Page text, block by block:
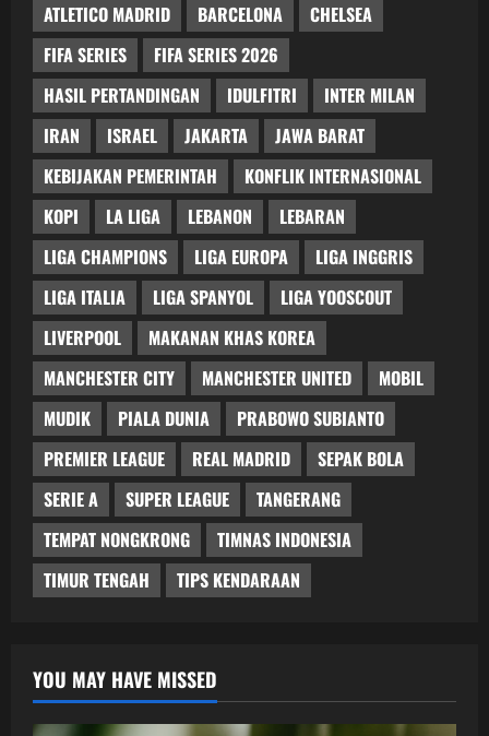
ATLETICO MADRID
BARCELONA
CHELSEA
FIFA SERIES
FIFA SERIES 2026
HASIL PERTANDINGAN
IDULFITRI
INTER MILAN
IRAN
ISRAEL JAKARTA
JAWA BARAT
KEBIJAKAN PEMERINTAH
KONFLIK INTERNASIONAL
KOPI
LA LIGA LEBANON
LEBARAN
LIGA CHAMPIONS
LIGA EUROPA
LIGA INGGRIS
LIGA ITALIA
LIGA SPANYOL
LIGA YOOSCOUT
LIVERPOOL
MAKANAN KHAS KOREA
MANCHESTER CITY
MANCHESTER UNITED
MOBIL
MUDIK
PIALA DUNIA
PRABOWO SUBIANTO
PREMIER LEAGUE
REAL MADRID
SEPAK BOLA
SERIE A
SUPER LEAGUE
TANGERANG
TEMPAT NONGKRONG
TIMNAS INDONESIA
TIMUR TENGAH
TIPS KENDARAAN
YOU MAY HAVE MISSED